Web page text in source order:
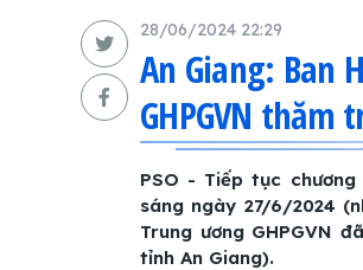
28/06/2024 22:29
An Giang: Ban
GHPGVN
PSO - Tiếp tục
sáng ngày 27/6/2024
Trung ương GHPGVN
tỉnh An Giang).